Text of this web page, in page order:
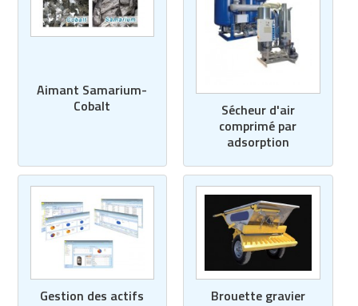
Aimant Samarium-
Cobalt
Sécheur d'air
comprimé par
adsorption
Gestion des actifs Brouette gravier